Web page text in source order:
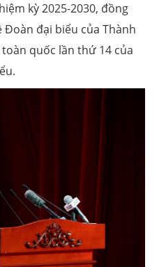
kỳ 2025-2030, đồng
đại biểu của Thành
quốc lần thứ 14 của